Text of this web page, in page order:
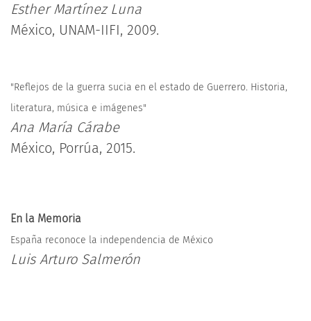
Esther Martínez Luna
México, UNAM-IIFI, 2009.
"Reflejos de la guerra sucia en el estado de Guerrero. Historia,
literatura, música e imágenes"
Ana María Cárabe
México, Porrúa, 2015.
En la Memoria
España reconoce la independencia de México
Luis Arturo Salmerón